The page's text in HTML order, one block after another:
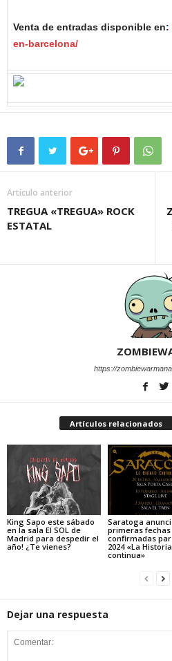
Venta de entradas disponible en:
en-barcelona/
Artículo anterior
TREGUA «TREGUA» ROCK
ESTATAL
https://
Artículos relacionados
King Sapo este sábado
en la sala El SOL de
Madrid para despedir el
año! ¿Te vienes?
Saratoga
primeras fechas
confirmadas
2024 «La Historia
continua»
Dejar una respuesta